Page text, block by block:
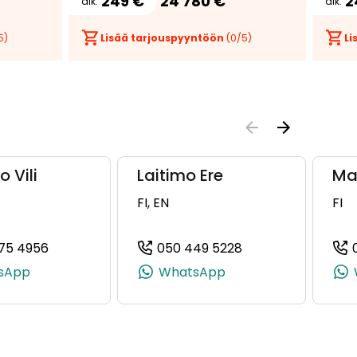
Lisää tarjouspyyntöön (0/5)
+358 50 574 9559)
Vili
4956
(+358504754956, 0504754956, +358 50 475
Laitimo Ere
FI, EN
050 449 5228
WhatsApp
FI